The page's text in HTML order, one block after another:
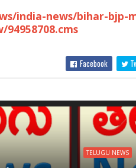
india-news/bihar-bjp-
Facebook
TELUGU NEWS